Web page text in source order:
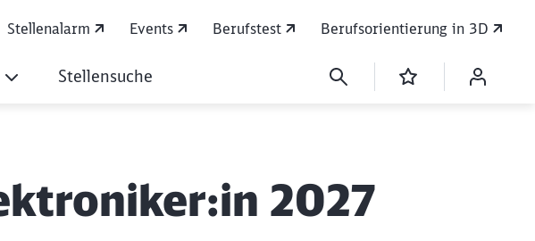
Stellenalarm Events Berufstest Berufsorientierung in 3D
Stellensuche
2027